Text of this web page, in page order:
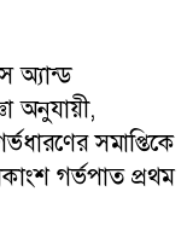
অ্যান্ড
অনুযায়ী,
সমাপ্তিকে
গর্ভপাত প্রথম